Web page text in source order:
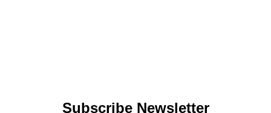
Subscribe Newsletter